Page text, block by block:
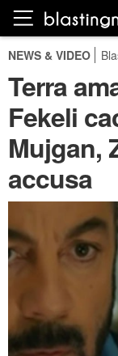
NEWS & VIDEO
Terra
Fekeli
Mujgan,
accusa